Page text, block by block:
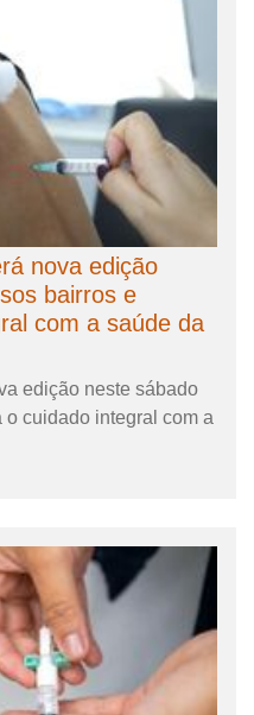
nova edição
bairros e
com a saúde da
edição neste sábado
cuidado integral com a